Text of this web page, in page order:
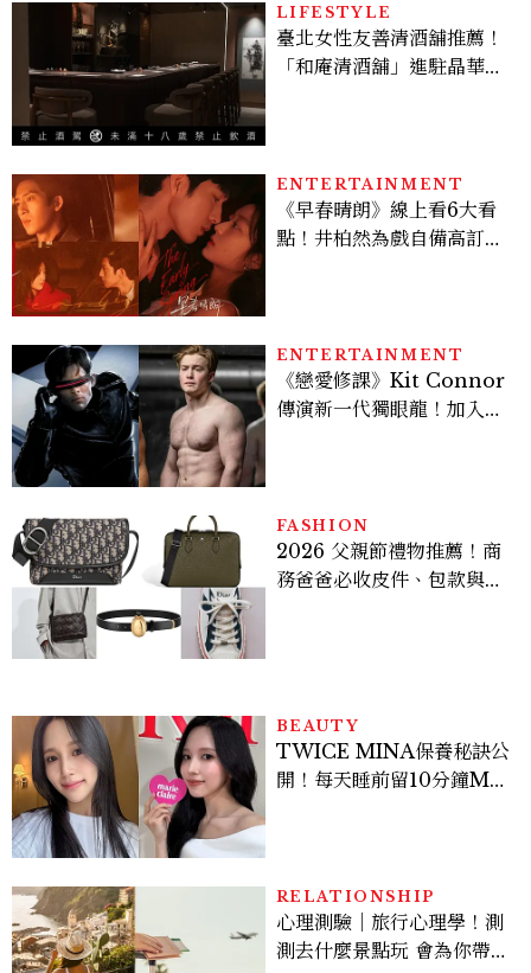
LIFESTYLE
臺北女性友善清酒舖推薦！
「和庵清酒舖」進駐晶華酒
ENTERTAINMENT
《早春晴朗》線上看6大看
點！井柏然為戲自備高訂，
ENTERTAINMENT
《戀愛修課》Kit Connor
傳演新一代獨眼龍！加入新
FASHION
2026 父親節禮物推薦！商
務爸爸必收皮件、包款與鞋
BEAUTY
TWICE MINA保養秘訣公
開！每天睡前留10分鐘ME
RELATIONSHIP
心理測驗｜旅行心理學！測
測去什麼景點玩 會為你帶來